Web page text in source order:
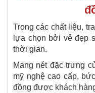
Trong các chất liệu,
lựa chọn bởi vẻ đẹp
thời gian.
Mang nét đặc trưng
mỹ nghệ cao cấp,
đồng được khách